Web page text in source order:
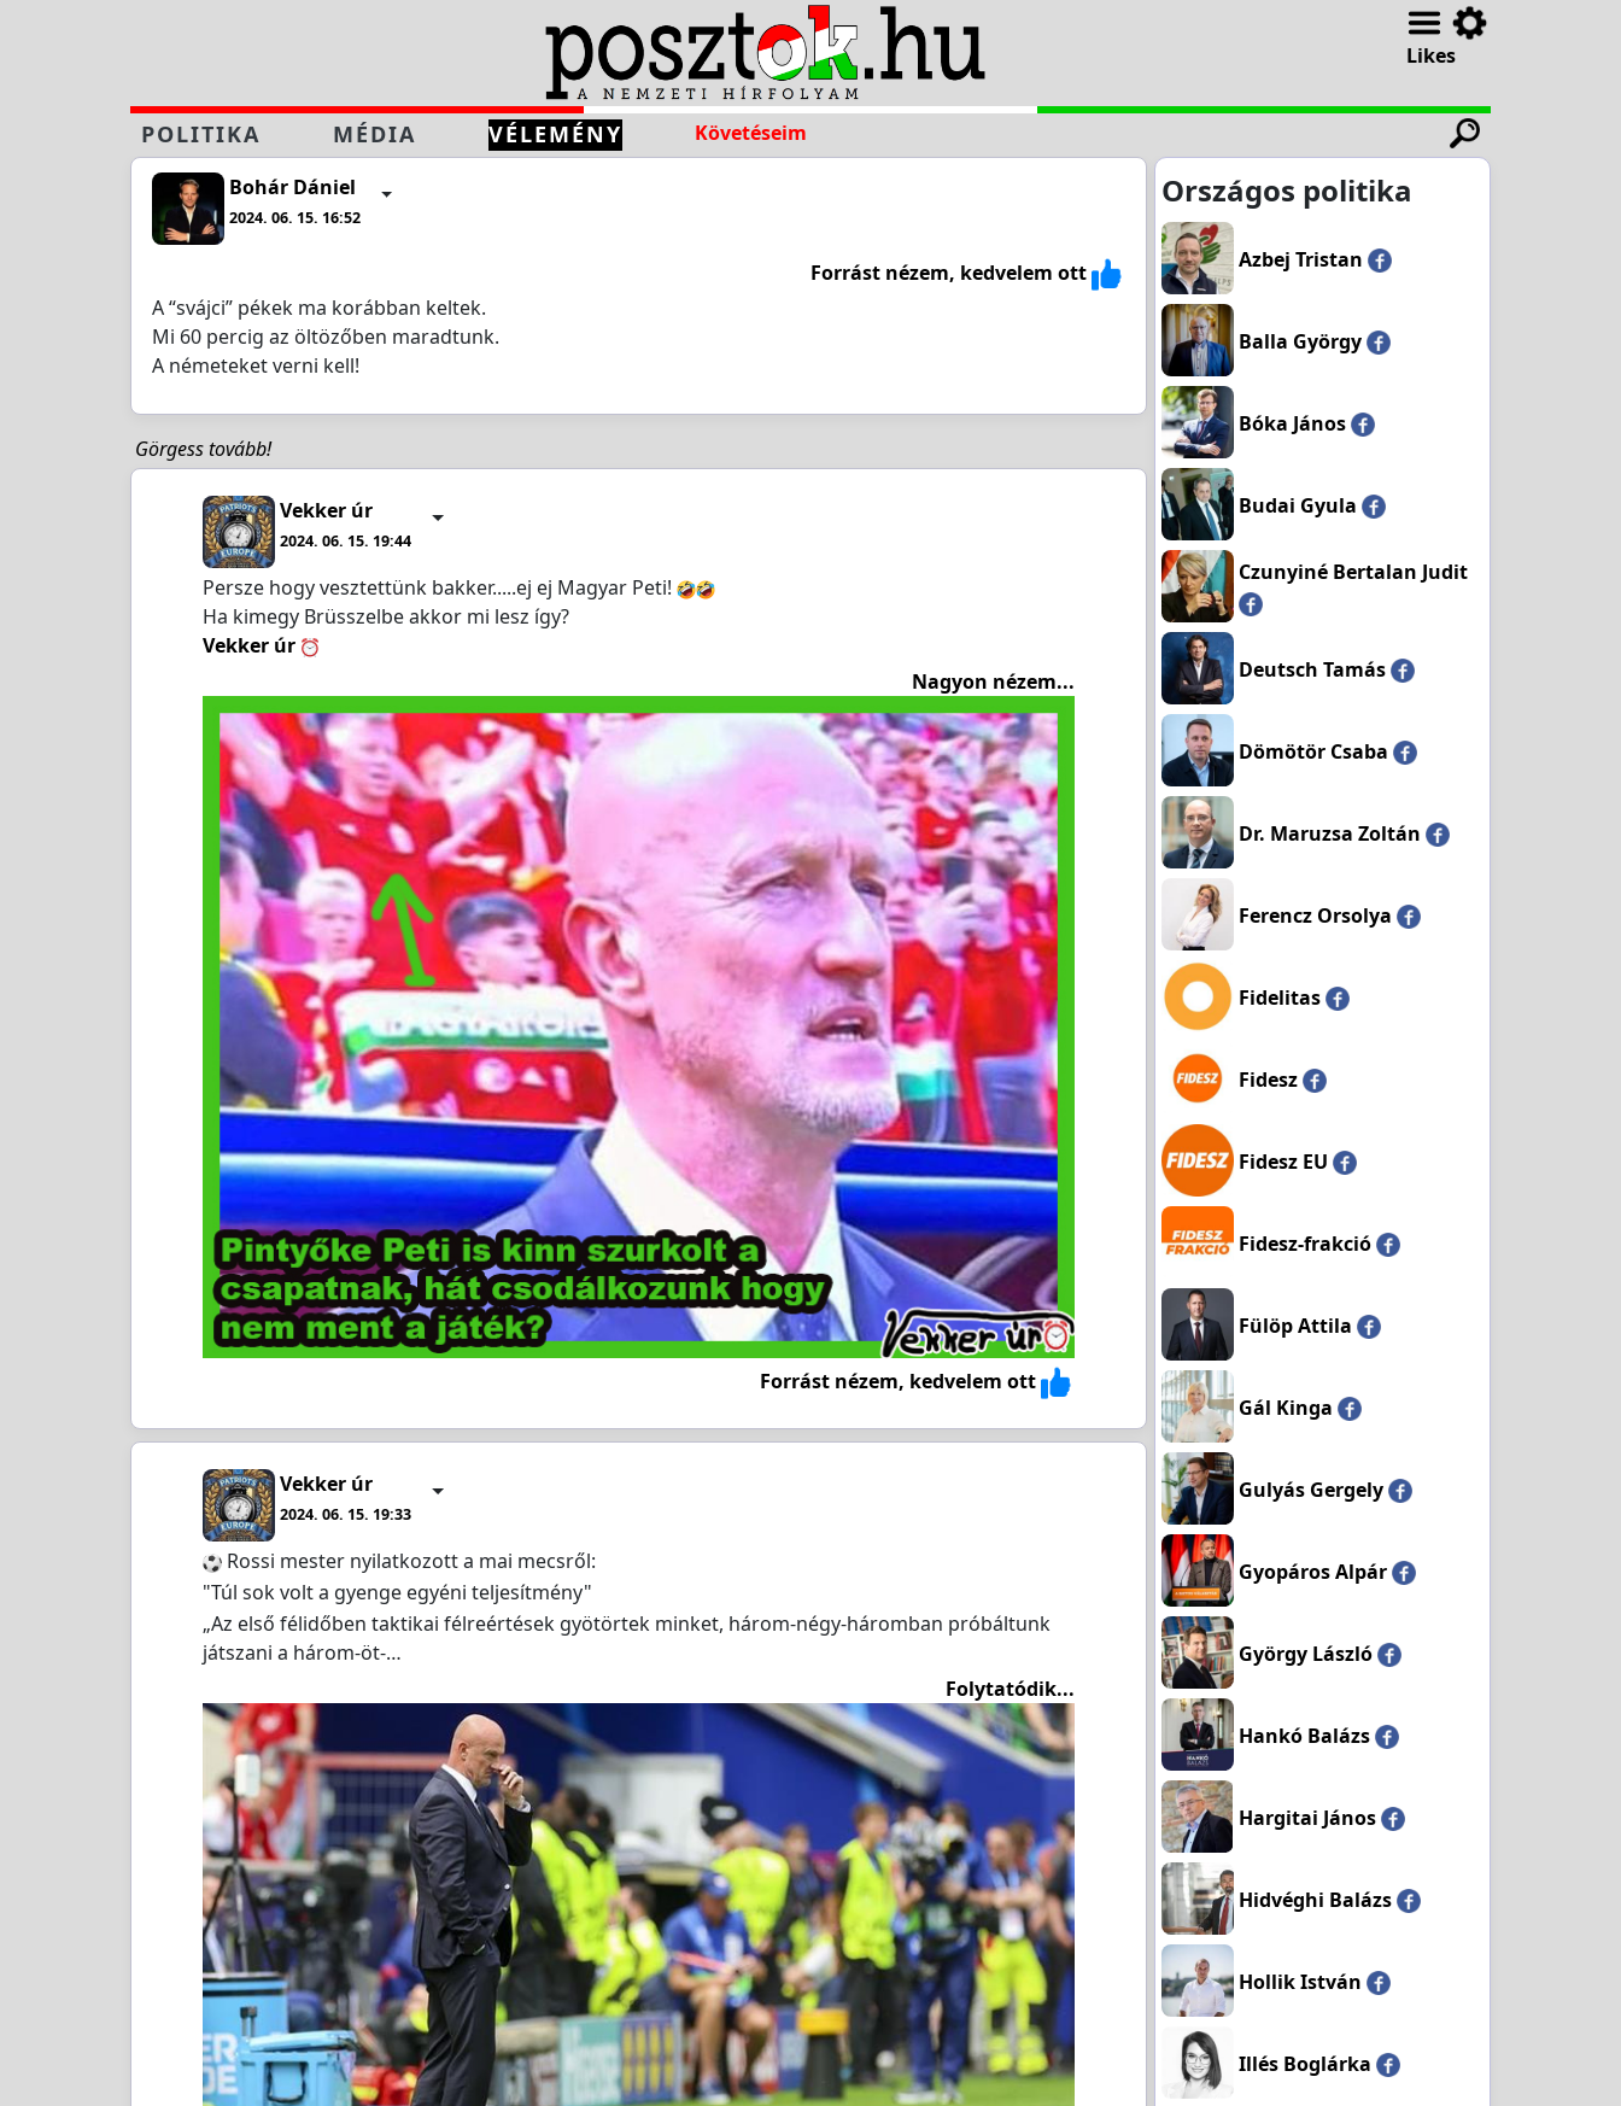
Likes
POLITIKA MÉDIA VÉLEMÉNY Követéseim
Bohár Dániel
2024. 06. 15. 16:52
Forrást nézem, kedvelem ott
A “svájci” pékek ma korábban keltek.
Mi 60 percig az öltözőben maradtunk.
A németeket verni kell!
Görgess tovább!
Vekker úr
2024. 06. 15. 19:44
Persze hogy vesztettünk bakker.....ej ej Magyar Peti!
Ha kimegy Brüsszelbe akkor mi lesz így?
Vekker úr
Nagyon nézem...
Forrást nézem, kedvelem ott
Vekker úr
2024. 06. 15. 19:33
️ Rossi mester nyilatkozott a mai mecsről:
"Túl sok volt a gyenge egyéni teljesítmény"
„Az első félidőben taktikai félreértések gyötörtek minket, három-négy-háromban próbáltunk
játszani a három-öt-…
Folytatódik...
Országos politika
Azbej Tristan
Balla György
Bóka János
Budai Gyula
Czunyiné Bertalan Judit
Deutsch Tamás
Dömötör Csaba
Dr. Maruzsa Zoltán
Ferencz Orsolya
Fidelitas
Fidesz
Fidesz EU
Fidesz-frakció
Fülöp Attila
Gál Kinga
Gulyás Gergely
Gyopáros Alpár
György László
Hankó Balázs
Hargitai János
Hidvéghi Balázs
Hollik István
Illés Boglárka